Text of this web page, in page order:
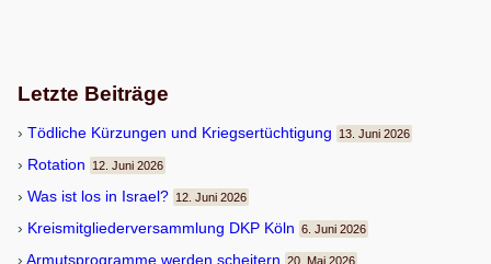
Letzte Beiträge
Töd­li­che Kür­zun­gen und Kriegsertüchtigung 13. Juni 2026
Rota­tion 12. Juni 2026
Was ist los in Israel? 12. Juni 2026
Kreis­mit­glie­der­ver­samm­lung DKP Köln 6. Juni 2026
Armuts­pro­gramme wer­den scheitern 20. Mai 2026